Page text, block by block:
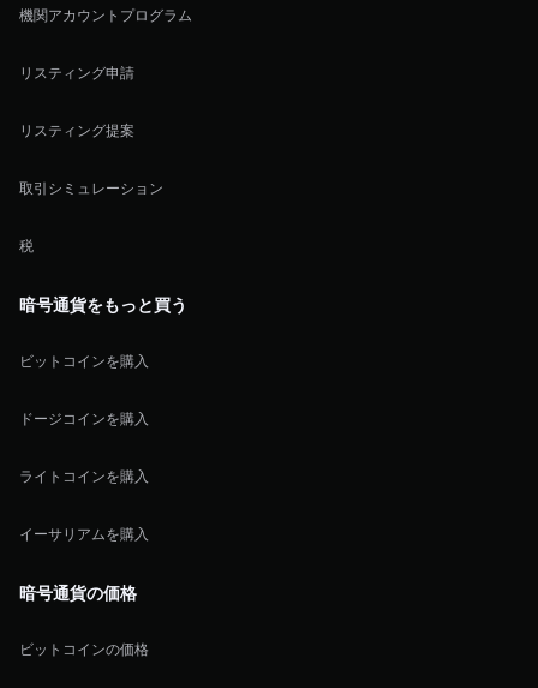
機関アカウントプログラム
リスティング申請
リスティング提案
取引シミュレーション
税
暗号通貨をもっと買う
ビットコインを購入
ドージコインを購入
ライトコインを購入
イーサリアムを購入
暗号通貨の価格
ビットコインの価格